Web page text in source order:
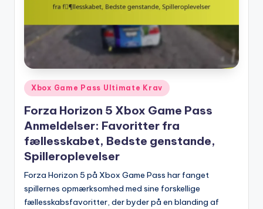
Posted
Xbox Game Pass Ultimate Krav
Forza Horizon 5 Xbox Game Pass
Anmeldelser: Favoritter fra
fællesskabet, Bedste genstande,
Spilleroplevelser
Forza Horizon 5 på Xbox Game Pass har fanget
spillernes opmærksomhed med sine forskellige
fællesskabsfavoritter, der byder på en blanding af